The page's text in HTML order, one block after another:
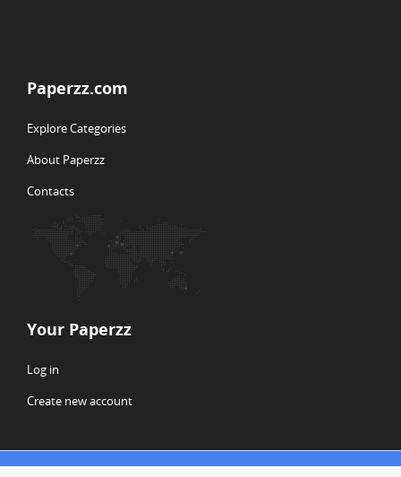
Paperzz.com
Explore Categories
About Paperzz
Contacts
Your Paperzz
Log in
Create new account